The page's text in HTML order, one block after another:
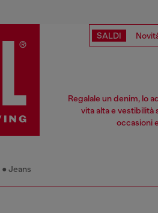
SALDI
Regalale un denim, lo
vita alta e vestibilità
occasioni
Jeans